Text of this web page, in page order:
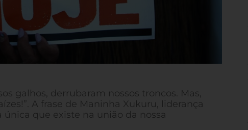
galhos, derrubaram nossos troncos. Mas,
A frase de Maninha Xukuru, liderança
que existe na união da nossa